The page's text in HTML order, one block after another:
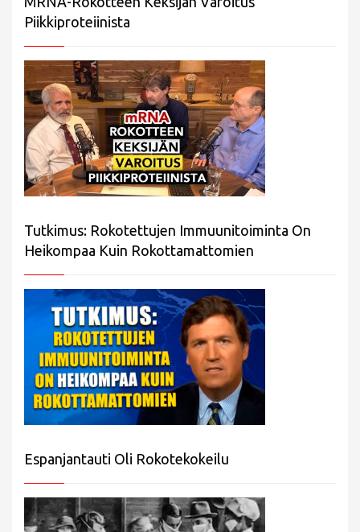
Piikkiproteiinista
Tutkimus: Rokotettujen Immuunitoiminta On
Heikompaa Kuin Rokottamattomien
Espanjantauti Oli Rokotekokeilu